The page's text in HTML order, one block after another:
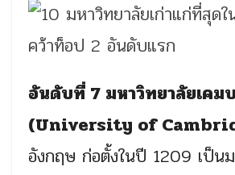
อันดับที่ 7 มหาวิทยาลัยเคม
(University of
อังกฤษ ก่อตั้งในปี 1209 เป็น